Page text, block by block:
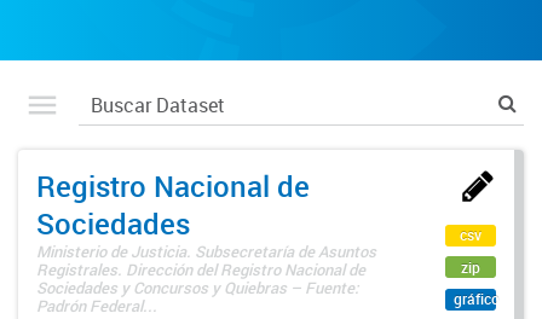
Registro Nacional de
Sociedades
Ministerio de Justicia. Subsecretaría de Asuntos
Registrales. Dirección del Registro Nacional de
Sociedades y Concursos y Quiebras – Fuente:
Padrón Federal...
csv
zip
gráfico